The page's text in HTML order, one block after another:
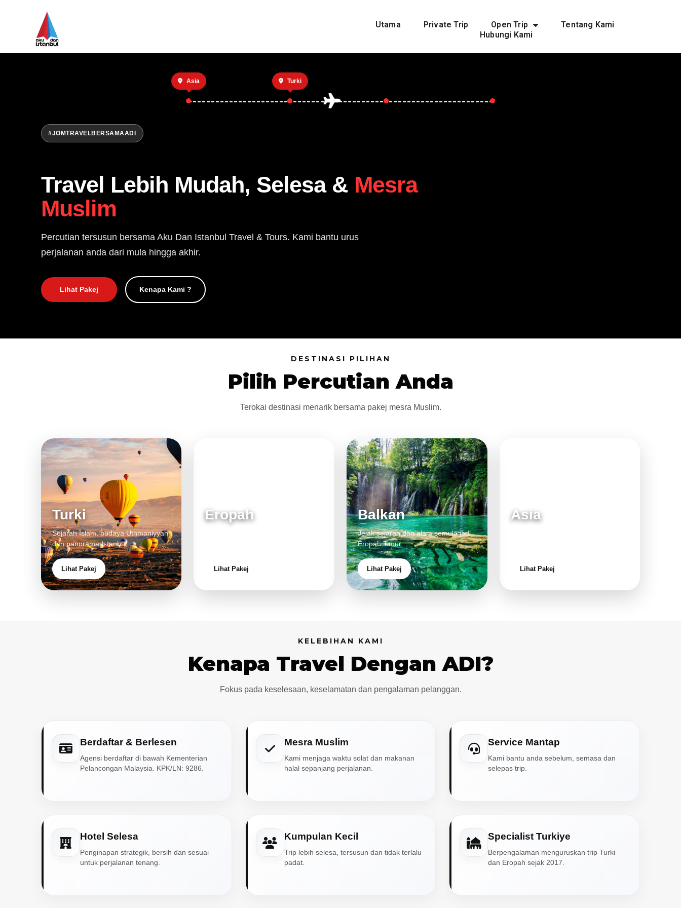
Utama Private Trip Open Trip
Tentang Kami
Hubungi Kami
Asia Turki
#JOMTRAVELBERSAMAADI
Travel Lebih Mudah, Selesa & Mesra
Muslim
Percutian tersusun bersama Aku Dan Istanbul Travel & Tours. Kami bantu urus
perjalanan anda dari mula hingga akhir.
Lihat Pakej Kenapa Kami ?
DESTINASI PILIHAN
Pilih Percutian Anda
Terokai destinasi menarik bersama pakej mesra Muslim.
Turki
Sejarah Islam, budaya Uthmaniyyah
dan panorama Istanbul.
Lihat Pakej
Eropah
Lihat Pakej
Balkan
Jejak sejarah dan alam semula jadi
Eropah Timur.
Lihat Pakej
Asia
Lihat Pakej
KELEBIHAN KAMI
Kenapa Travel Dengan ADI?
Fokus pada keselesaan, keselamatan dan pengalaman pelanggan.
Berdaftar & Berlesen
Agensi berdaftar di bawah Kementerian
Pelancongan Malaysia. KPK/LN: 9286.
Mesra Muslim
Kami menjaga waktu solat dan makanan
halal sepanjang perjalanan.
Service Mantap
Kami bantu anda sebelum, semasa dan
selepas trip.
Hotel Selesa
Penginapan strategik, bersih dan sesuai
untuk perjalanan tenang.
Kumpulan Kecil
Trip lebih selesa, tersusun dan tidak terlalu
padat.
Specialist Turkiye
Berpengalaman menguruskan trip Turki
dan Eropah sejak 2017.